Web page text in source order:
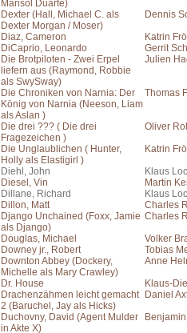
Marisol Duarte)
Dexter (Hall, Michael C. als
Dexter Morgan / Moser)
Dennis
Diaz, Cameron
Katrin
DiCaprio, Leonardo
Gerrit
Die Brotpiloten - Zwei Erpel
liefern aus (Raymond, Robbie
als SwySway)
Julien
Die Chroniken von Narnia: Der
König von Narnia (Neeson, Liam
als Aslan )
Thomas
Die drei ??? ( Die drei
Fragezeichen )
Oliver
Die Unglaublichen ( Hunter,
Holly als Elastigirl )
Katrin
Diehl, John
Klaus
Diesel, Vin
Martin
Dillane, Richard
Klaus
Dillon, Matt
Charles
Django Unchained (Foxx, Jamie
als Django)
Charles
Douglas, Michael
Volker
Downey jr., Robert
Tobias
Downton Abbey (Dockery,
Michelle als Mary Crawley)
Anne
Dr. House
Klaus-
Drachenzähmen leicht gemacht
2 (Baruchel, Jay als Hicks)
Daniel
Duchovny, David (Agent Mulder
in Akte X)